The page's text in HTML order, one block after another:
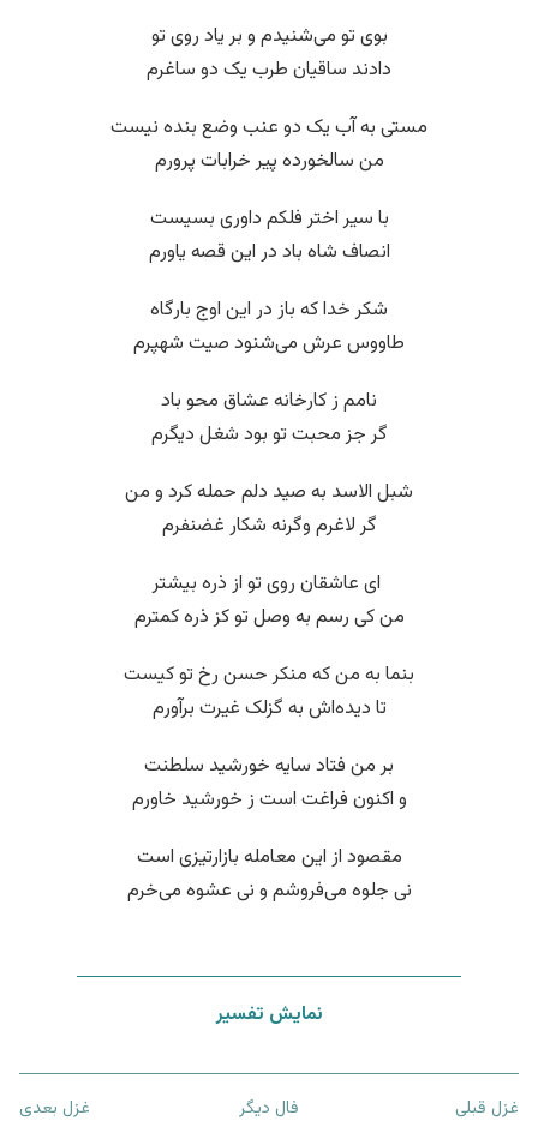
بوی تو می‌شنیدم و بر یاد روی تو
دادند ساقیان طرب یک دو ساغرم
مستی به آب یک دو عنب وضع بنده نیست
من سالخورده پیر خرابات پرورم
با سیر اختر فلکم داوری بسیست
انصاف شاه باد در این قصه یاورم
شکر خدا که باز در این اوج بارگاه
طاووس عرش می‌شنود صیت شهپرم
نامم ز کارخانه عشاق محو باد
گر جز محبت تو بود شغل دیگرم
شبل الاسد به صید دلم حمله کرد و من
گر لاغرم وگرنه شکار غضنفرم
‌ ای عاشقان روی تو از ذره بیشتر
من کی رسم به وصل تو کز ذره کمترم
بنما به من که منکر حسن رخ تو کیست
تا دیده‌اش به گزلک غیرت برآورم
بر من فتاد سایه خورشید سلطنت
و اکنون فراغت است ز خورشید خاورم
مقصود از این معامله بازارتیزی است
نی جلوه می‌فروشم و نی عشوه می‌خرم
نمایش تفسیر
غزل قبلی فال دیگر غزل بعدی